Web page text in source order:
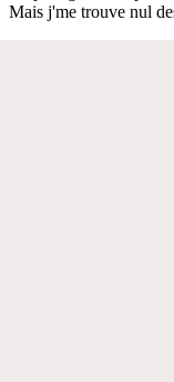
Mais j'me trouve nul